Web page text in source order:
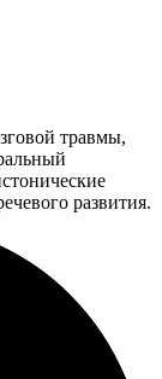
травмы,
развития.